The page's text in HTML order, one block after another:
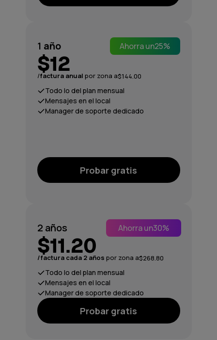
1 año Ahorra un25%
$12
/factura anual por zona a$144.00
Todo lo del plan mensual
Mensajes en el local
Manager de soporte dedicado
Probar gratis
2 años Ahorra un30%
$11.20
/factura cada 2 años por zona a$268.80
Todo lo del plan mensual
Mensajes en el local
Manager de soporte dedicado
Probar gratis